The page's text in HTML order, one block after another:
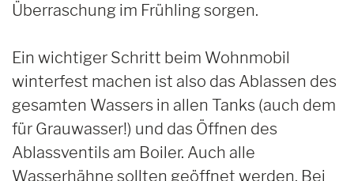
Überraschung im Frühling sorgen.
Ein wichtiger Schritt beim Wohnmobil
winterfest machen ist also das Ablassen des
gesamten Wassers in allen Tanks (auch dem
für Grauwasser!) und das Öffnen des
Ablassventils am Boiler. Auch alle
Wasserhähne sollten geöffnet werden. Bei